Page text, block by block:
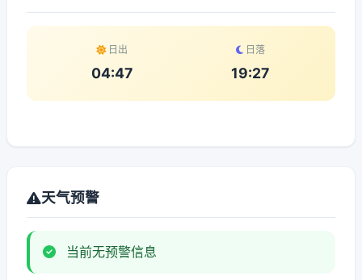
日出
04:47
日落
19:27
天气预警
当前无预警信息